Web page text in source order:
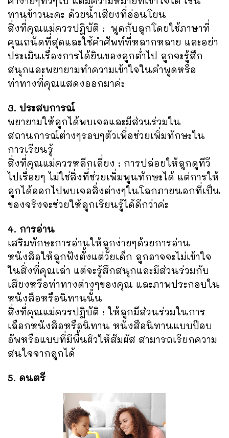
ทานข้าวนะคะ ด้วยน้ำเสียงที่อ่อนโยน
สิ่งที่คุณแม่ควรปฎิบัติ : พูดกับลูกโดยใช้ภาษาที่
คุณถนัดที่สุดและใช้คำศัพท์ที่หลากหลาย และอย่า
ประเมินเรื่องการได้ยินของลูกต่ำไป ลูกจะรู้สึก
สนุกและพยายามทำความเข้าใจในคำพูดหรือ
ท่าทางที่คุณแสดงออกมาค่ะ
3. ประสบการณ์
พยายามให้ลูกได้พบเจอและมีส่วนร่วมใน
สถานการณ์ต่างๆรอบๆตัวเพื่อช่วยเพิ่มทักษะใน
การเรียนรู้
สิ่งที่คุณแม่ควรหลีกเลี่ยง : การปล่อยให้ลูกดูทีวี
ไปเรื่อยๆ ไม่ใช่สิ่งที่ช่วยเพิ่มพูนทักษะได้ แต่การให้
ลูกได้ออกไปพบเจอสิ่งต่างๆในโลกภายนอกที่เป็น
ของจริงจะช่วยให้ลูกเรียนรู้ได้ดีกว่าค่ะ
4. การอ่าน
เสริมทักษะการอ่านให้ลูกง่ายๆด้วยการอ่าน
หนังสือให้ลูกฟังตั้งแต่วัยเด็ก ลูกอาจจะไม่เข้าใจ
ในสิ่งที่คุณเล่า แต่จะรู้สึกสนุกและมีส่วนร่วมกับ
เสียงหรือท่าทางต่างๆของคุณ และภาพประกอบใน
หนังสือหรือนิทานนั้น
สิ่งที่คุณแม่ควรปฎิบัติ : ให้ลูกมีส่วนร่วมในการ
เลือกหนังสือหรือนิทาน หนังสือนิทานแบบป๊อบ
อัพหรือแบบที่มีพื้นผิวให้สัมผัส สามารถเรียกความ
สนใจจากลูกได้
5. ดนตรี